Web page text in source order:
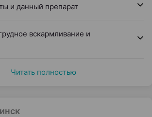
и данный препарат
вскармливание и
Читать полностью